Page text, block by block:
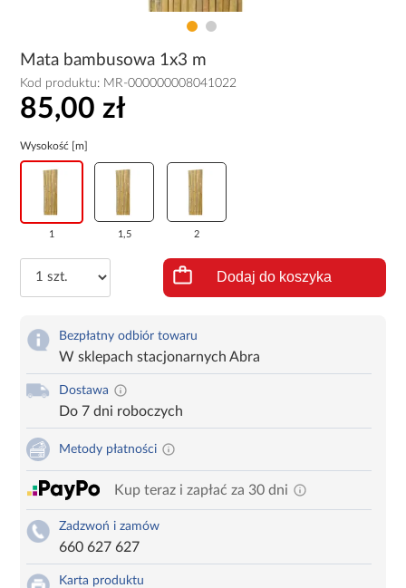
Mata bambusowa 1x3 m
Kod produktu: MR-000000008041022
85,00 zł
Wysokość [m]
1 1,5 2
Dodaj do koszyka
Bezpłatny odbiór towaru
W sklepach stacjonarnych Abra
Dostawa
Do 7 dni roboczych
Metody płatności
Kup teraz i zapłać za 30 dni
Zadzwoń i zamów
660 627 627
Karta produktu